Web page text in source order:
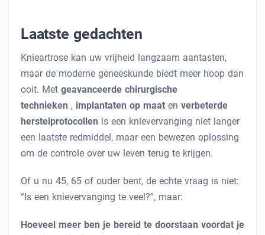
Laatste gedachten
Knieartrose kan uw vrijheid langzaam aantasten,
maar de moderne geneeskunde biedt meer hoop dan
ooit. Met geavanceerde chirurgische
technieken , implantaten op maat en verbeterde
herstelprotocollen is een knievervanging niet langer
een laatste redmiddel, maar een bewezen oplossing
om de controle over uw leven terug te krijgen.
Of u nu 45, 65 of ouder bent, de echte vraag is niet:
“Is een knievervanging te veel?”, maar:
Hoeveel meer ben je bereid te doorstaan ​​voordat je